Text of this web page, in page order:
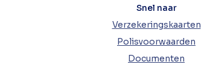
Snel naar
Verzekeringskaarten
Polisvoorwaarden
Documenten